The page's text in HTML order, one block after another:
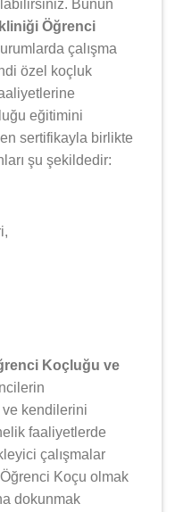
Bunun
Öğrenci
çalışma
özel koçluk
eğitimini
sertifikayla birlikte
şu şekildedir:
Koçluğu ve
kendilerini
faaliyetlerde
çalışmalar
Koçu olmak
dokunmak